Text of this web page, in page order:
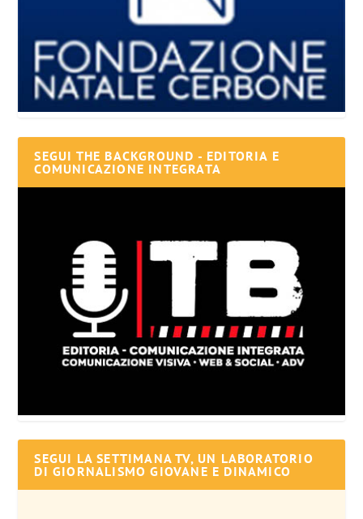
SEGUI THE BACKGROUND - EDITORIA E
COMUNICAZIONE INTEGRATA
SEGUI LA SETTIMANA TV, UN LABORATORIO
DI GIORNALISMO GIOVANE E DINAMICO